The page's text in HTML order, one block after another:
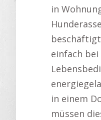
in
einfach
in einem
müssen